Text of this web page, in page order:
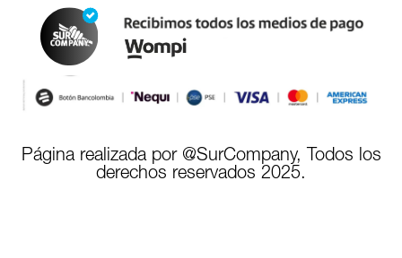
Página realizada por @SurCompany, Todos los
derechos reservados 2025.